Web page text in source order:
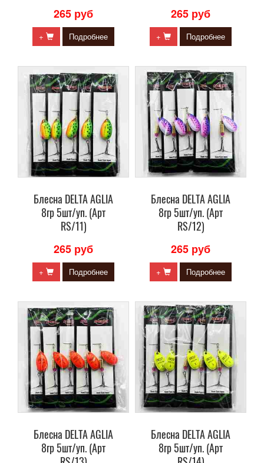
265 руб
+ Подробнее
265 руб
+ Подробнее
Блесна DELTA AGLIA
8гр 5шт/уп. (Арт
RS/11)
265 руб
+ Подробнее
Блесна DELTA AGLIA
8гр 5шт/уп. (Арт
RS/12)
265 руб
+ Подробнее
Блесна DELTA AGLIA
8гр 5шт/уп. (Арт
Блесна DELTA AGLIA
8гр 5шт/уп. (Арт